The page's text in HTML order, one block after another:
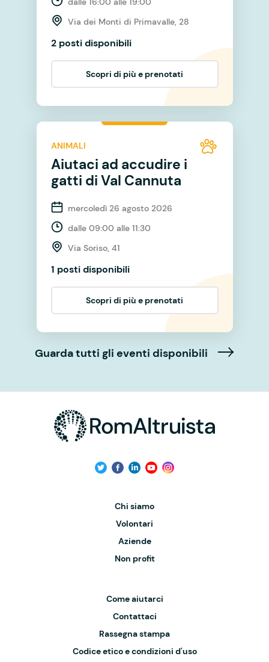
Via dei Monti di Primavalle, 28
2 posti disponibili
Scopri di più e prenotati
ANIMALI
Aiutaci ad accudire i
gatti di Val Cannuta
mercoledì 26 agosto 2026
dalle 09:00 alle 11:30
Via Soriso, 41
1 posti disponibili
Scopri di più e prenotati
Guarda tutti gli eventi disponibili
Chi siamo
Volontari
Aziende
Non profit
Come aiutarci
Contattaci
Rassegna stampa
Codice etico e condizioni d'uso